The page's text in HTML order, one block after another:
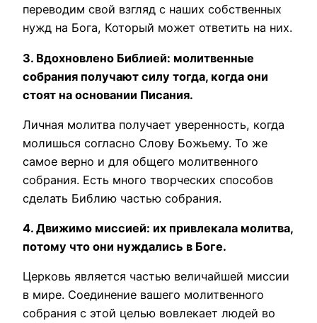
переводим свой взгляд с наших собственных
нужд на Бога, Который может ответить на них.
3. Вдохновлено Библией: молитвенные
собрания получают силу тогда, когда они
стоят на основании Писания.
Личная молитва получает уверенность, когда
молишься согласно Слову Божьему. То же
самое верно и для общего молитвенного
собрания. Есть много творческих способов
сделать Библию частью собрания.
4. Движимо миссией: их привлекала молитва,
потому что они нуждались в Боге.
Церковь является частью величайшей миссии
в мире. Соединение вашего молитвенного
собрания с этой целью вовлекает людей во